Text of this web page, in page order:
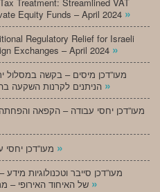
Equity Funds – April 2024 »
Regulatory Relief for Israeli
Exchanges – April 2024 »
מעו”דכן מיסים – בקשה במסלול
»
»
מעו”דכן סייבר וטכנולוגיות
»